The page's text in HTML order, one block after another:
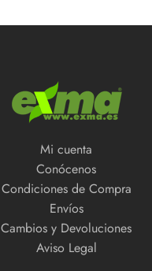
Mi cuenta
Conócenos
Condiciones de Compra
Envíos
Cambios y Devoluciones
Aviso Legal